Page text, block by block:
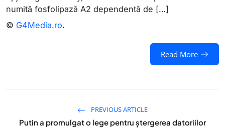
numită fosfolipază A2 dependentă de […]
© G4Media.ro.
Read More
PREVIOUS ARTICLE
Putin a promulgat o lege pentru ştergerea datoriilor